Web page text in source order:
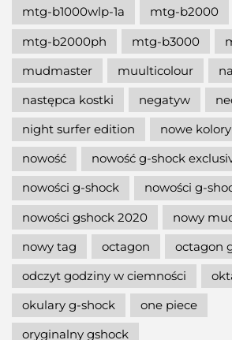
mtg-b1000wlp-1a
mtg-b2000
mtg-b2000ph
mtg-b3000
mudmaster
muulticolour
następca kostki
negatyw
night surfer edition
nowe
nowość
nowość g-shock
nowości g-shock
nowości g-
nowości gshock 2020
nowy
nowy tag
octagon
octagon
odczyt godziny w ciemności
okulary g-shock
one piece
oryginalny gshock